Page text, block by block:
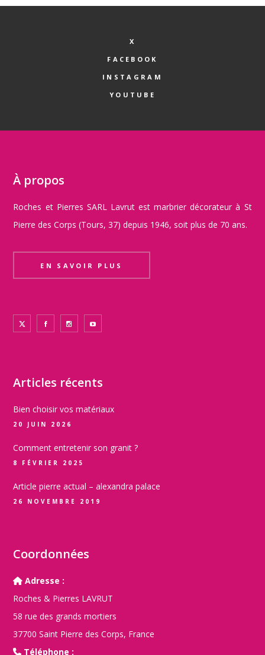
X
FACEBOOK
INSTAGRAM
YOUTUBE
À propos
Roches et Pierres SARL Lavrut est marbrier décorateur à St
Pierre des Corps (Tours, 37) depuis 1946, soit plus de 70 ans.
EN SAVOIR PLUS
Articles récents
Bien choisir vos matériaux
20 JUIN 2026
Comment entretenir son granit ?
8 FÉVRIER 2025
Article pierre actual – alexandra palace
26 NOVEMBRE 2019
Coordonnées
Adresse :
Roches & Pierres LAVRUT
58 rue des grands mortiers
37700 Saint Pierre des Corps, France
Téléphone :